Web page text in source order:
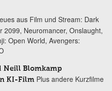
aus Film und Stream: Dark
2099, Neuromancer, Onslaught,
Open World, Avengers:
Neill Blomkamp
KI-Film Plus andere Kurzfilme